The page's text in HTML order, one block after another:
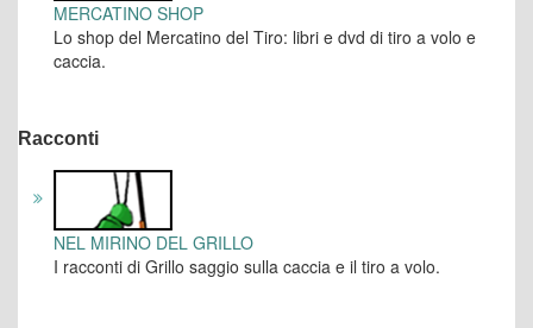
MERCATINO SHOP
Lo shop del Mercatino del Tiro: libri e dvd di tiro a volo e
caccia.
Racconti
NEL MIRINO DEL GRILLO
I racconti di Grillo saggio sulla caccia e il tiro a volo.